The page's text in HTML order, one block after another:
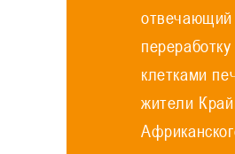
отвечающий
клетками
жители